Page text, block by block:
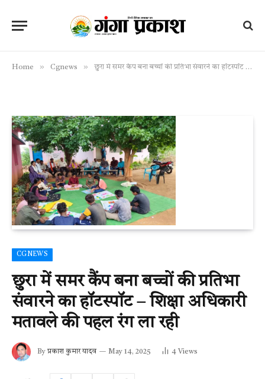
Home » Cgnews » छुरा में समर कैंप बना बच्चों की प्रतिभा संवारने का हॉटस्पॉट – शिक्षा अधिकारी मतावले की पहल रंग ला रही
CGNEWS
छुरा में समर कैंप बना बच्चों की प्रतिभा
संवारने का हॉटस्पॉट – शिक्षा अधिकारी
मतावले की पहल रंग ला रही
By प्रकाश कुमार यादव May 14, 2025 4 Views